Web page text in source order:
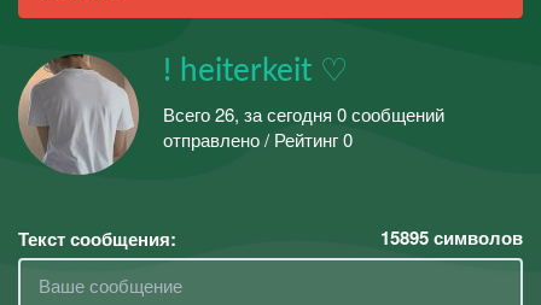
! heiterkeit ♡
Всего 26, за сегодня 0 сообщений
отправлено / Рейтинг 0
Текст сообщения: 15895символов